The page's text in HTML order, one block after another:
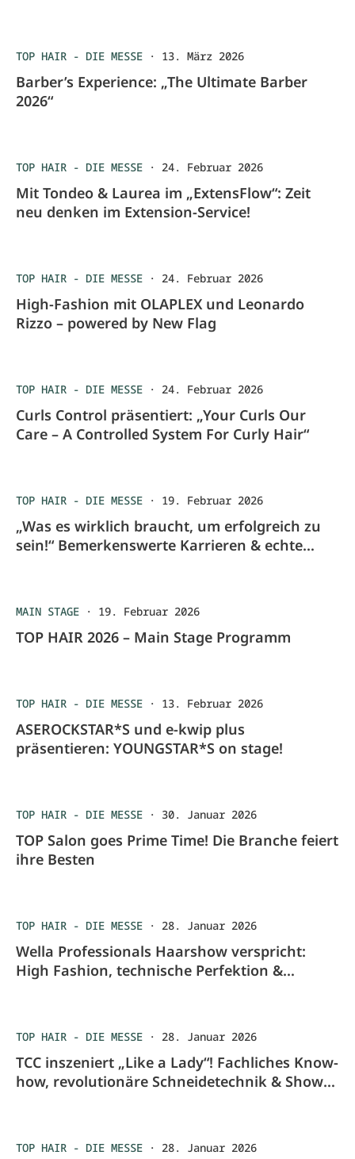
TOP HAIR - DIE MESSE · 13. März 2026
Barber’s Experience: „The Ultimate Barber
2026“
TOP HAIR - DIE MESSE · 24. Februar 2026
Mit Tondeo & Laurea im „ExtensFlow“: Zeit
neu denken im Extension-Service!
TOP HAIR - DIE MESSE · 24. Februar 2026
High-Fashion mit OLAPLEX und Leonardo
Rizzo – powered by New Flag
TOP HAIR - DIE MESSE · 24. Februar 2026
Curls Control präsentiert: „Your Curls Our
Care – A Controlled System For Curly Hair“
TOP HAIR - DIE MESSE · 19. Februar 2026
„Was es wirklich braucht, um erfolgreich zu
sein!“ Bemerkenswerte Karrieren & echte
MAIN STAGE · 19. Februar 2026
TOP HAIR 2026 – Main Stage Programm
TOP HAIR - DIE MESSE · 13. Februar 2026
ASEROCKSTAR*S und e-kwip plus
präsentieren: YOUNGSTAR*S on stage!
TOP HAIR - DIE MESSE · 30. Januar 2026
TOP Salon goes Prime Time! Die Branche feiert
ihre Besten
TOP HAIR - DIE MESSE · 28. Januar 2026
Wella Professionals Haarshow verspricht:
High Fashion, technische Perfektion &
TOP HAIR - DIE MESSE · 28. Januar 2026
TCC inszeniert „Like a Lady“! Fachliches Know-
how, revolutionäre Schneidetechnik & Show-
TOP HAIR - DIE MESSE · 28. Januar 2026